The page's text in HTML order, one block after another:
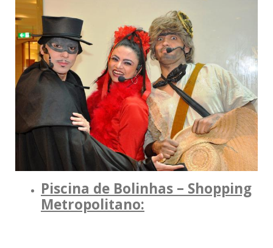
Piscina de Bolinhas – Shopping
Metropolitano: